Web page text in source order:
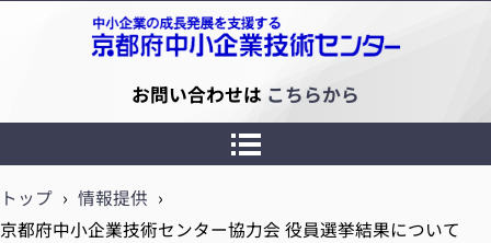
京都府中小企業技術センター
お問い合わせは こちらから
トップ › 情報提供 ›
京都府中小企業技術センター協力会 役員選挙結果について